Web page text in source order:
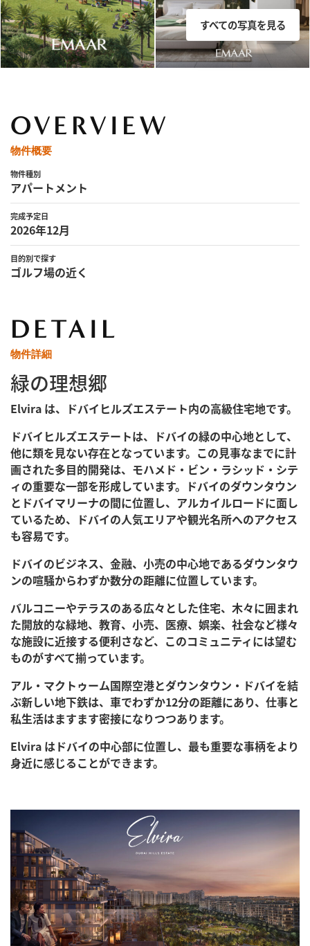
すべての写真を見る
OVERVIEW
物件概要
物件種別
アパートメント
完成予定日
2026年12月
目的別で探す
ゴルフ場の近く
DETAIL
物件詳細
緑の理想郷
Elvira は、ドバイヒルズエステート内の高級住宅地です。
ドバイヒルズエステートは、ドバイの緑の中心地として、
他に類を見ない存在となっています。この見事なまでに計
画された多目的開発は、モハメド・ビン・ラシッド・シテ
ィの重要な一部を形成しています。ドバイのダウンタウン
とドバイマリーナの間に位置し、アルカイルロードに面し
ているため、ドバイの人気エリアや観光名所へのアクセス
も容易です。
ドバイのビジネス、金融、小売の中心地であるダウンタウ
ンの喧騒からわずか数分の距離に位置しています。
バルコニーやテラスのある広々とした住宅、木々に囲まれ
た開放的な緑地、教育、小売、医療、娯楽、社会など様々
な施設に近接する便利さなど、このコミュニティには望む
ものがすべて揃っています。
アル・マクトゥーム国際空港とダウンタウン・ドバイを結
ぶ新しい地下鉄は、車でわずか12分の距離にあり、仕事と
私生活はますます密接になりつつあります。
Elvira はドバイの中心部に位置し、最も重要な事柄をより
身近に感じることができます。